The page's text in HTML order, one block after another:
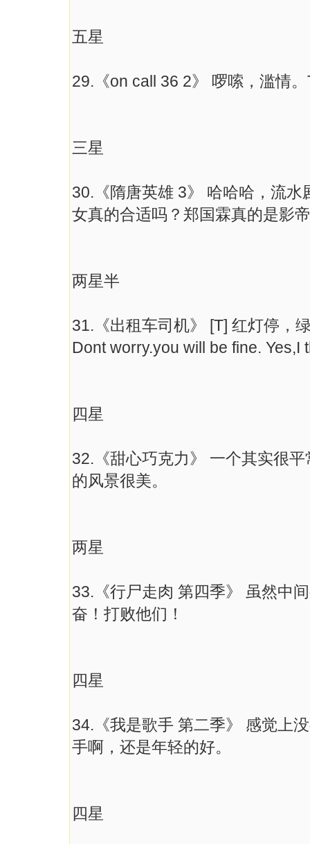
五星
29.《on call 36 2》 啰嗦，滥情
三星
30.《隋唐英雄 3》 哈哈哈，流
女真的合适吗？郑国霖真的是影
两星半
31.《出租车司机》 [T] 红灯停，
Dont worry.you will be fine. Yes,I
四星
32.《甜心巧克力》 一个其实很
的风景很美。
两星
33.《行尸走肉 第四季》 虽然中
奋！打败他们！
四星
34.《我是歌手 第二季》 感觉上
手啊，还是年轻的好。
四星